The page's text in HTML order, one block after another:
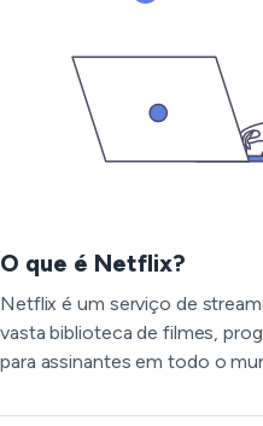
O que é Netflix?
Netflix é um serviço de
vasta biblioteca de filmes,
para assinantes em todo o